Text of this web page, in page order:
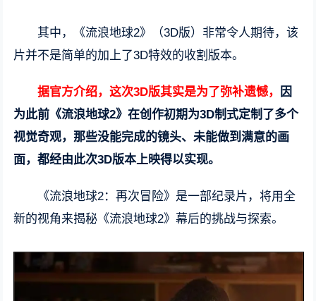
其中，《流浪地球2》（3D版）非常令人期待，该
片并不是简单的加上了3D特效的收割版本。
据官方介绍，这次3D版其实是为了弥补遗憾，
因
为此前《流浪地球2》在创作初期为3D制式定制了多个
视觉奇观，那些没能完成的镜头、未能做到满意的画
面，都经由此次3D版本上映得以实现。
《流浪地球2：再次冒险》是一部纪录片，将用全
新的视角来揭秘《流浪地球2》幕后的挑战与探索。